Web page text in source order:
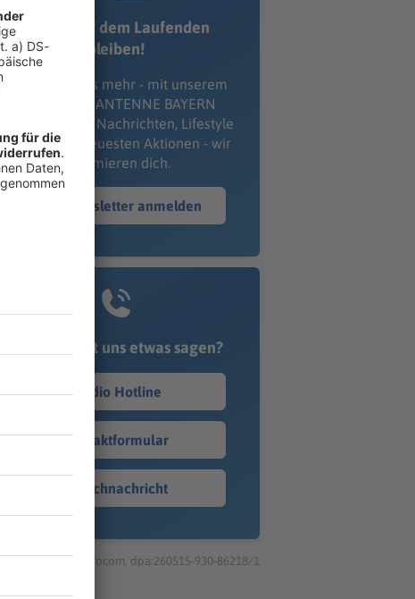
Immer auf dem Laufenden
bleiben!
Verpass' nichts mehr - mit unserem
kostenlosen ANTENNE BAYERN
Newsletter. Ob Nachrichten, Lifestyle
oder unsere neuesten Aktionen - wir
informieren dich.
Zum Newsletter anmelden
Du möchtest uns etwas sagen?
Studio Hotline
Kontaktformular
Sprachnachricht
© dpa-infocom, dpa:260515-930-86218/1